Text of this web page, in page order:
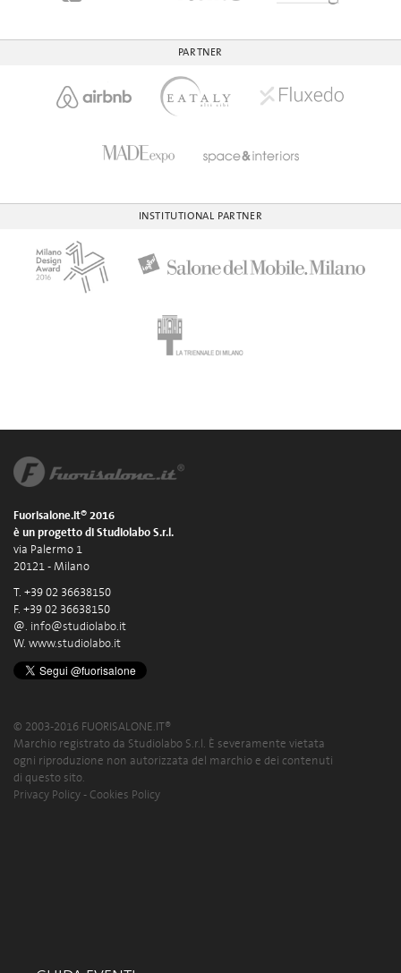
PARTNER
INSTITUTIONAL PARTNER
Fuorisalone.it® 2016
è un progetto di Studiolabo S.r.l.
via Palermo 1
20121 - Milano
T. +39 02 36638150
F. +39 02 36638150
@. info@studiolabo.it
W. www.studiolabo.it
© 2003-2016 FUORISALONE.IT®
Marchio registrato da Studiolabo S.r.l. È severamente vietata
ogni riproduzione non autorizzata del marchio e dei contenuti
di questo sito.
Privacy Policy - Cookies Policy